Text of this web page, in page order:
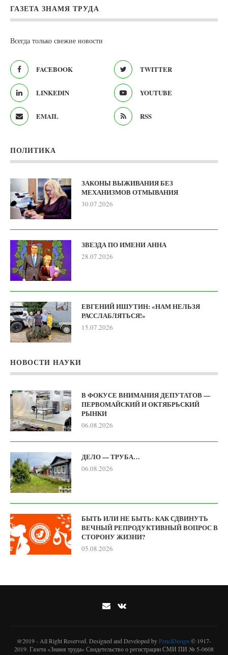
ГАЗЕТА ЗНАМЯ ТРУДА
Всегда только свежие новости
FACEBOOK TWITTER
LINKEDIN YOUTUBE
EMAIL RSS
ПОЛИТИКА
ЗАКОНЫ ВЫЖИВАНИЯ БЕЗ
МЕХАНИЗМОВ ОТМЫВАНИЯ
30.07.2026
ЗВЕЗДА ПО ИМЕНИ АННА
28.07.2026
ЕВГЕНИЙ ИШУТИН: «НАМ НЕЛЬЗЯ
РАССЛАБЛЯТЬСЯ!»
15.07.2026
НОВОСТИ НАУКИ
В ФОКУСЕ ВНИМАНИЯ ДЕПУТАТОВ —
ПЕРВОМАЙСКИЙ И ОКТЯБРЬСКИЙ
РЫНКИ
06.08.2026
ДЕЛО — ТРУБА…
06.08.2026
БЫТЬ ИЛИ НЕ БЫТЬ: КАК СДВИНУТЬ
ВЕЧНЫЙ РЕПРОДУКТИВНЫЙ ВОПРОС В
СТОРОНУ ЖИЗНИ?
05.08.2026
@2019 - All Right Reserved. Designed and Developed byPenciDesign © 1917-
2019. Газета «Знамя труда» Свидетельство о регистрации СМИ ПИ № 5-0608